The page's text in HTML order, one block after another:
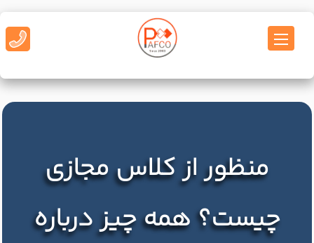
منظور از کلاس مجازی
چیست؟ همه چیز درباره